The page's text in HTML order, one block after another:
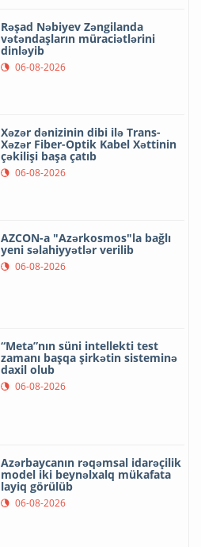
Rəşad Nəbiyev Zəngilanda
vətəndaşların müraciətlərini
dinləyib
06-08-2026
Xəzər dənizinin dibi ilə Trans-
Xəzər Fiber-Optik Kabel Xəttinin
çəkilişi başa çatıb
06-08-2026
AZCON-a "Azərkosmos"la bağlı
yeni səlahiyyətlər verilib
06-08-2026
“Meta”nın süni intellekti test
zamanı başqa şirkətin sisteminə
daxil olub
06-08-2026
Azərbaycanın rəqəmsal idarəçilik
model iki beynəlxalq mükafata
layiq görülüb
06-08-2026